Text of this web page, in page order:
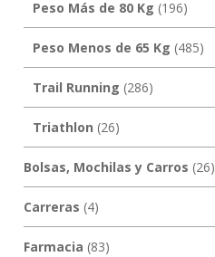
Peso Más de 80 Kg (196)
Peso Menos de 65 Kg (485)
Trail Running (286)
Triathlon (26)
Bolsas, Mochilas y Carros (26)
Carreras (4)
Farmacia (83)